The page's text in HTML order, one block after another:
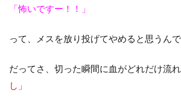
「怖いですー！！」
って、メスを放り投げてやめると思うん
だってさ、切った瞬間に血がどれだけ流
し」